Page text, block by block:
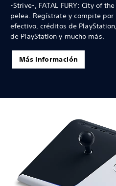
-Strive-, FATAL FURY: City of
pelea. Regístrate y compite
efectivo, créditos de
de PlayStation y mucho más.
Más información